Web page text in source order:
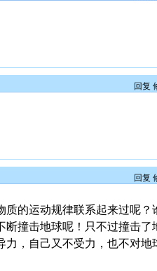
回复
回复
质的运动规律联系起来过呢？
断撞击地球呢！只不过撞击了
力，自己又不受力，也不对地